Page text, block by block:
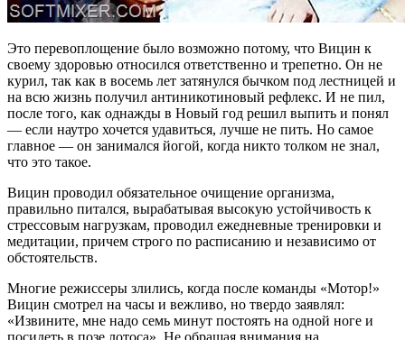
Это перевоплощение было возможно потому, что Вицин к
своему здоровью относился ответственно и трепетно. Он не
курил, так как в восемь лет затянулся бычком под лестницей и
на всю жизнь получил антиникотиновый рефлекс. И не пил,
после того, как однажды в Новый год решил выпить и понял
— если наутро хочется удавиться, лучше не пить. Но самое
главное — он занимался йогой, когда никто толком не знал,
что это такое.
Вицин проводил обязательное очищение организма,
правильно питался, вырабатывая высокую устойчивость к
стрессовым нагрузкам, проводил ежедневные тренировки и
медитации, причем строго по расписанию и независимо от
обстоятельств.
Многие режиссеры злились, когда после команды «Мотор!»
Вицин смотрел на часы и вежливо, но твердо заявлял:
«Извините, мне надо семь минут постоять на одной ноге и
посидеть в позе лотоса». Не обращая внимания на